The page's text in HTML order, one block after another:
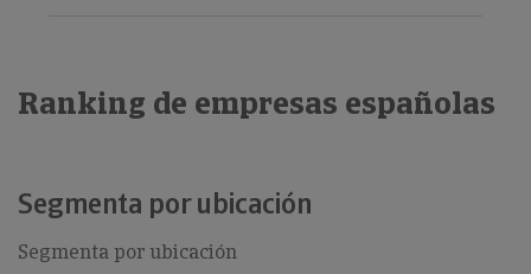
Ranking de empresas españolas
Segmenta por ubicación
Segmenta por ubicación